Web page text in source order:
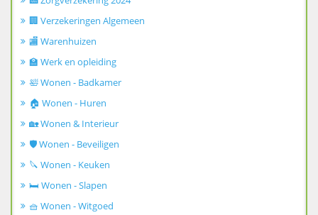
🏢 Verzekeringen Algemeen
🏬 Warenhuizen
🏫 Werk en opleiding
🛀 Wonen - Badkamer
🏠 Wonen - Huren
🏡 Wonen & Interieur
🛡️ Wonen - Beveiligen
🔪 Wonen - Keuken
🛏️ Wonen - Slapen
🧺 Wonen - Witgoed